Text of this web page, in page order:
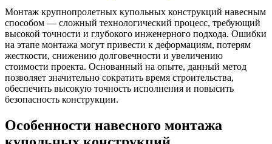
Монтаж крупнопролетных купольных конструкций навесным
способом — сложный технологический процесс, требующий
высокой точности и глубокого инженерного подхода. Ошибки
на этапе монтажа могут привести к деформациям, потерям
жесткости, снижению долговечности и увеличению
стоимости проекта. Основанный на опыте, данный метод
позволяет значительно сократить время строительства,
обеспечить высокую точность исполнения и повысить
безопасность конструкции.
Особенности навесного монтажа